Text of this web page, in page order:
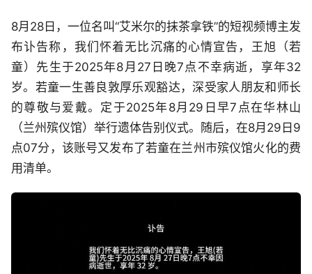
8月28日，一位名叫“艾米尔的抹茶拿铁”的短视频博主发
布讣告称，我们怀着无比沉痛的心情宣告，王旭（若
童）先生于2025年8月27日晚7点不幸病逝，享年32
岁。若童一生善良敦厚乐观豁达，深受家人朋友和师长
的尊敬与爱戴。定于2025年8月29日早7点在华林山
（兰州殡仪馆）举行遗体告别仪式。随后，在8月29日9
点07分，该账号又发布了若童在兰州市殡仪馆火化的费
用清单。